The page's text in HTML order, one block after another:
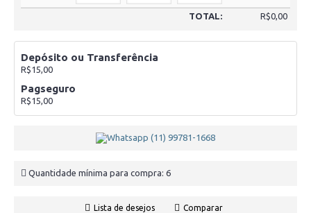
TOTAL: R$0,00
Depósito ou Transferência
R$15,00
Pagseguro
R$15,00
Quantidade mínima para compra: 6
Lista de desejos Comparar